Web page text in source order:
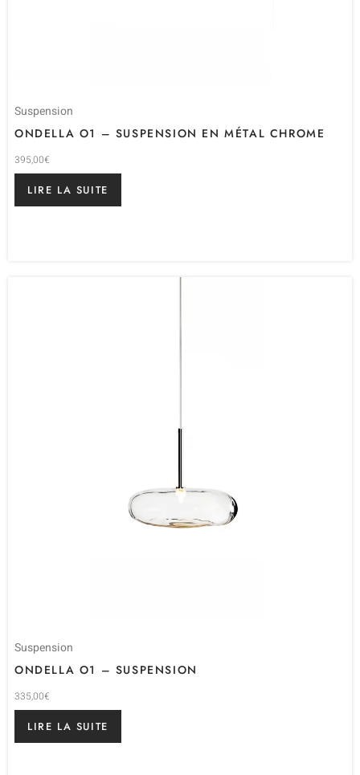
Suspension
ONDELLA O1 – SUSPENSION EN MÉTAL CHROME
395,00€
LIRE LA SUITE
Suspension
ONDELLA O1 – SUSPENSION
335,00€
LIRE LA SUITE